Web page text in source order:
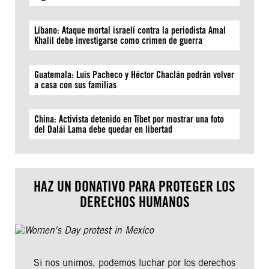
Líbano: Ataque mortal israelí contra la periodista Amal
Khalil debe investigarse como crimen de guerra
Guatemala: Luis Pacheco y Héctor Chaclán podrán volver
a casa con sus familias
China: Activista detenido en Tíbet por mostrar una foto
del Dalái Lama debe quedar en libertad
HAZ UN DONATIVO PARA PROTEGER LOS
DERECHOS HUMANOS
Si nos unimos, podemos luchar por los derechos